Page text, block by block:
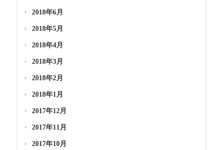
2018年6月
2018年5月
2018年4月
2018年3月
2018年2月
2018年1月
2017年12月
2017年11月
2017年10月